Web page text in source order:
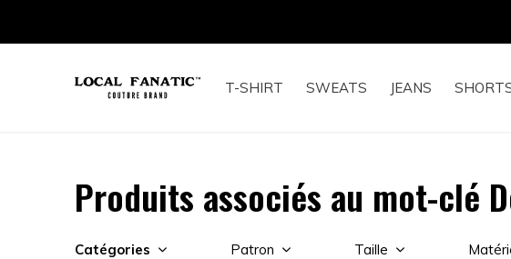
T-SHIRT SWEATS JEANS
Produits associés au mot-clé
Catégories Patron Taille